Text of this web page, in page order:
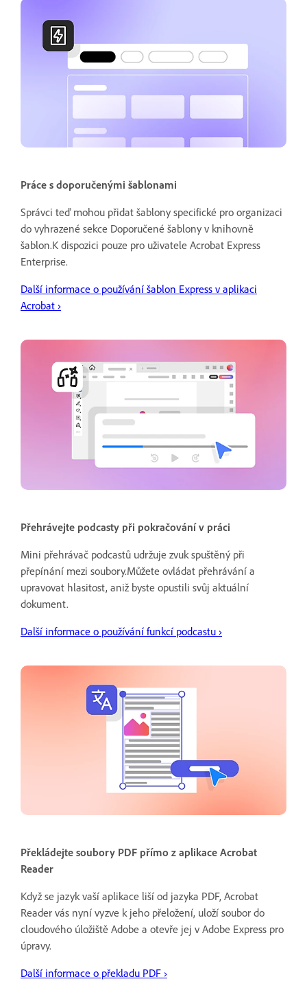
Práce s doporučenými šablonami
Správci teď mohou přidat šablony specifické pro organizaci
do vyhrazené sekce Doporučené šablony v knihovně
šablon.K dispozici pouze pro uživatele Acrobat Express
Enterprise.
Další informace o používání šablon Express v aplikaci
Acrobat ›
Přehrávejte podcasty při pokračování v práci
Mini přehrávač podcastů udržuje zvuk spuštěný při
přepínání mezi soubory.Můžete ovládat přehrávání a
upravovat hlasitost, aniž byste opustili svůj aktuální
dokument.
Další informace o používání funkcí podcastu ›
Překládejte soubory PDF přímo z aplikace Acrobat
Reader
Když se jazyk vaší aplikace liší od jazyka PDF, Acrobat
Reader vás nyní vyzve k jeho přeložení, uloží soubor do
cloudového úložiště Adobe a otevře jej v Adobe Express pro
úpravy.
Další informace o překladu PDF ›